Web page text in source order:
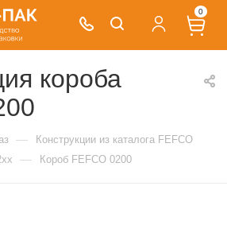
0
короба
— Конструкции из каталога FEFCO
— Короб FEFCO 0200